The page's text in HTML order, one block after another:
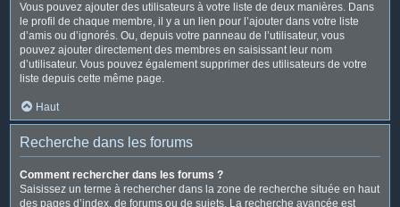
Vous pouvez ajouter des utilisateurs à votre liste de deux manières. Dans
le profil de chaque membre, il y a un lien pour l’ajouter dans votre liste
d’amis ou d’ignorés. Ou, depuis votre panneau de l’utilisateur, vous
pouvez ajouter directement des membres en saisissant leur nom
d’utilisateur. Vous pouvez également supprimer des utilisateurs de votre
liste depuis cette même page.
Haut
Recherche dans les forums
Comment rechercher dans les forums ?
Saisissez un terme à rechercher dans la zone de recherche située en haut
des pages d’index, de forums ou de sujets. La recherche avancée est